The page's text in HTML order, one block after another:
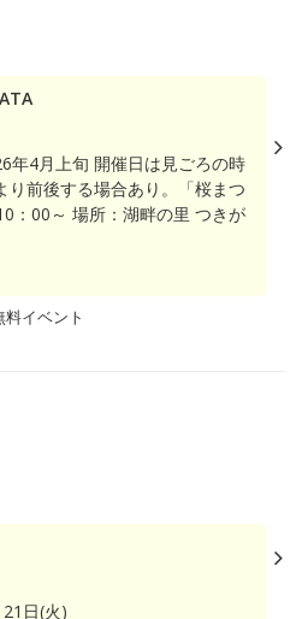
年4月上旬 開催日は見ごろの時
り前後する場合あり。「桜まつ
：00～ 場所：湖畔の里 つきが
料イベント
日(火)